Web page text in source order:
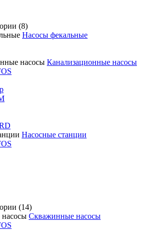
(8)
Насосы фекальные
Канализационные насосы
Насосные станции
(14)
Скважинные насосы